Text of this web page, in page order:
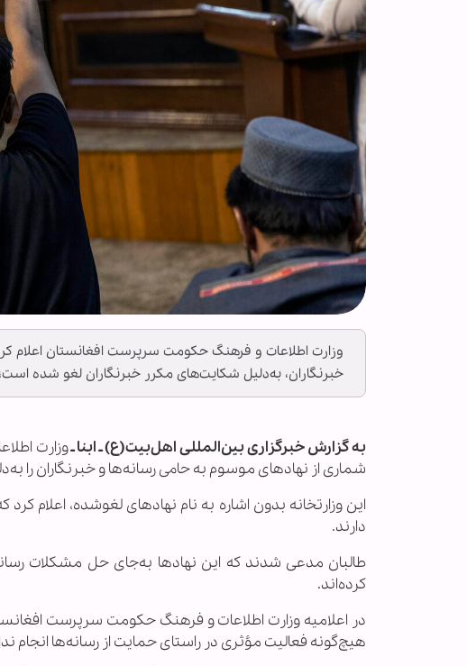
وزارت اطلاعات و فرهنگ حکومت سرپرست افغانستان اعلام
خبرنگاران، به‌دلیل شکایت‌های مکرر خبرنگاران لغو شده
به گزارش خبرگزاری بین‌المللی اهل‌بیت(ع) ـ ابنا ـوزارت
شماری از نهادهای موسوم به حامی رسانه‌ها و خبرنگاران را
این وزارتخانه بدون اشاره به نام نهادهای لغوشده، اعلام
دارند.
طالبان مدعی شدند که این نهادها به‌جای حل مشکلات
کرده‌اند.
در اعلامیه وزارت اطلاعات و فرهنگ حکومت سرپرست
هیچ‌گونه فعالیت مؤثری در راستای حمایت از رسانه‌ها انجام